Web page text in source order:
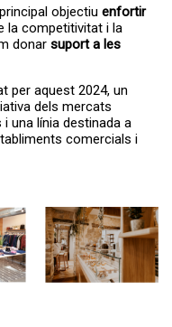
El TROS FEST reuneix prop
de 500 persones en la seva
primera edició i posa en
valor el talent jove de l’Alt
Camp
objectiu enfortir
la competitivitat i la
donar suport a les
per aquest 2024, un
dels mercats
una línia destinada a
comercials i